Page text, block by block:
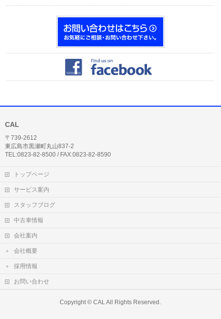
CAL
〒739-2612
東広島市黒瀬町丸山837-2
TEL:0823-82-8500 / FAX:0823-82-8590
トップページ
サービス案内
スタッフブログ
中古車情報
会社案内
会社概要
採用情報
お問い合わせ
Copyright ©CALAll Rights Reserved.